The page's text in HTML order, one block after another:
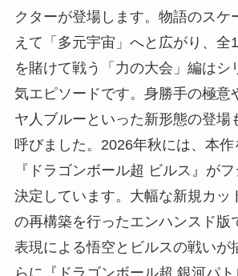
クターが登場します。物語のスケ
えて「多元宇宙」へと広がり、全
を賭けて戦う「力の大会」編はシ
気エピソードです。身勝手の極意
ヤ人ブルーといった新形態の登場
呼びました。2026年秋には、本作
『ドラゴンボール超 ビルス』が
決定しています。大幅な新規カッ
の再構築を行ったエンハンスド版
表現による悟空とビルスの戦いが
らに『ドラゴンボール超 銀河パ